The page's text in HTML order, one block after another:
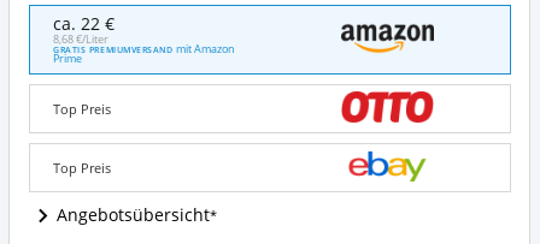
Alpina
Farbrezepte
Innenfarbe
Wandfarbe
matt
Angebote:
Wo
diese
Bunte
Wandfarbe
ca. 22 €
8,68 €/Liter
GRATIS PREMIUMVERSAND mit Amazon
Prime
Top Preis
Top Preis
Angebotsübersicht